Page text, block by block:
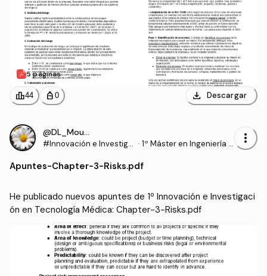
5 páginas
leaderboard44 personal_bag 0 download Descargar
@DL_Moura
#Innovación e Investiga
ca
· 1º Máster en Ingeniería B
more_vert
Apuntes-Chapter-3-Risks.pdf
He publicado nuevos apuntes de 1º Innovación e Investigaci
ón en Tecnología Médica: Chapter-3-Risks.pdf